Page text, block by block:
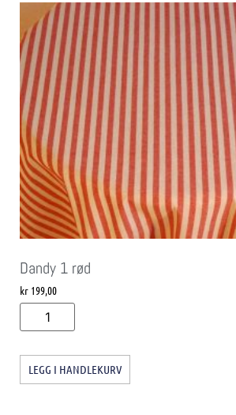
Dandy 1 rød
kr 199,00
LEGG I HANDLEKURV